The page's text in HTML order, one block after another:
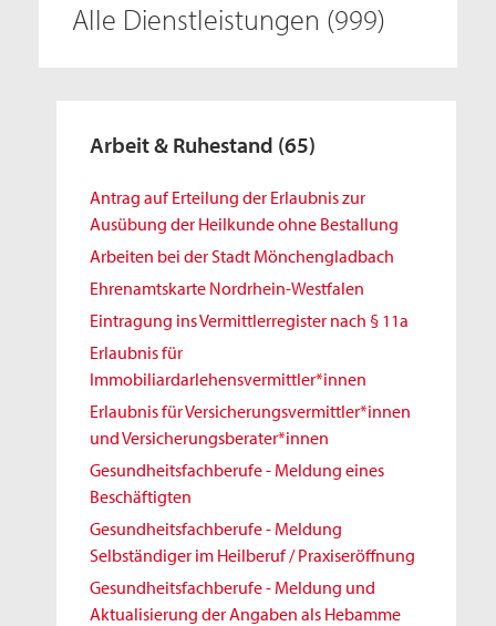
Alle Dienstleistungen (999)
Arbeit & Ruhestand (65)
Antrag auf Erteilung der Erlaubnis zur
Ausübung der Heilkunde ohne Bestallung
Arbeiten bei der Stadt Mönchengladbach
Ehrenamtskarte Nordrhein-Westfalen
Eintragung ins Vermittlerregister nach § 11a
Erlaubnis für
Immobiliardarlehensvermittler*innen
Erlaubnis für Versicherungsvermittler*innen
und Versicherungsberater*innen
Gesundheitsfachberufe - Meldung eines
Beschäftigten
Gesundheitsfachberufe - Meldung
Selbständiger im Heilberuf / Praxiseröffnung
Gesundheitsfachberufe - Meldung und
Aktualisierung der Angaben als Hebamme